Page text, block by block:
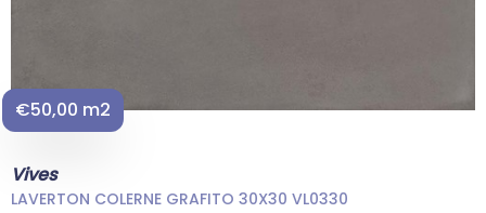
€50,00 m2
Vives
LAVERTON COLERNE GRAFITO 30X30 VL0330